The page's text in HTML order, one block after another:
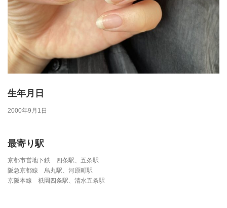
生年月日
2000年9月1日
最寄り駅
京都市営地下鉄 四条駅、五条駅
阪急京都線 烏丸駅、河原町駅
京阪本線 祇園四条駅、清水五条駅